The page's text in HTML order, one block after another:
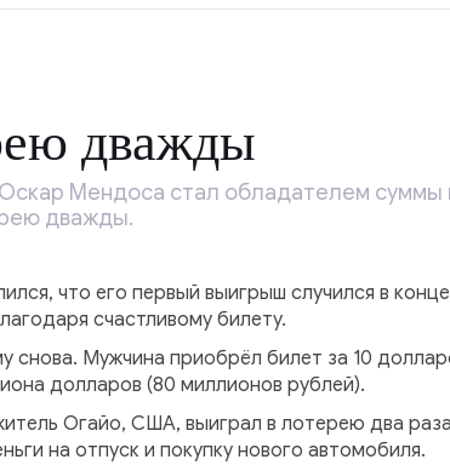
дважды
Мендоса стал обладателем суммы
дважды.
что его первый выигрыш случился в
счастливому билету.
снова. Мужчина приобрёл билет за 10
долларов (80 миллионов рублей).
Огайо, США, выиграл в лотерею два
на отпуск и покупку нового автомобиля.